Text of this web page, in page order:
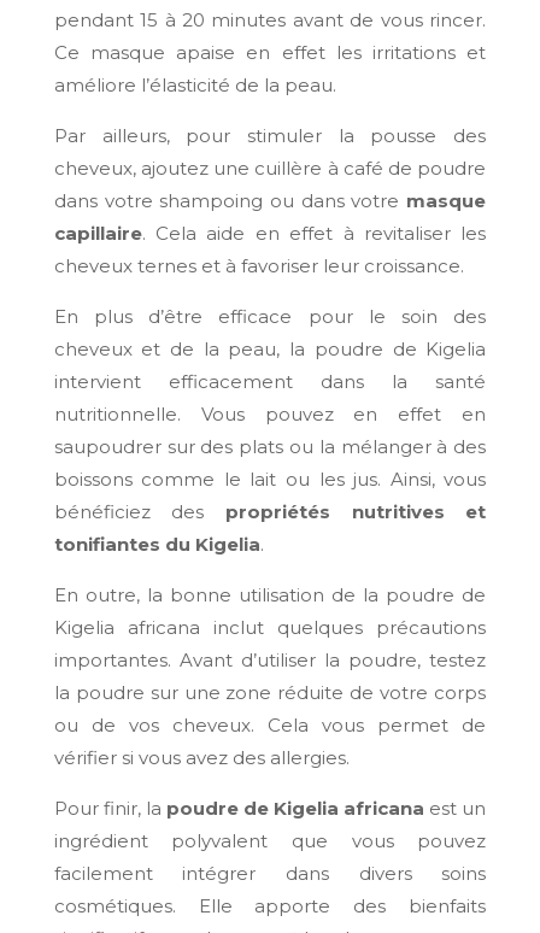
pendant 15 à 20 minutes avant de vous rincer.
Ce masque apaise en effet les irritations et
améliore l’élasticité de la peau.
Par ailleurs, pour stimuler la pousse des
cheveux, ajoutez une cuillère à café de poudre
dans votre shampoing ou dans votre masque
capillaire. Cela aide en effet à revitaliser les
cheveux ternes et à favoriser leur croissance.
En plus d’être efficace pour le soin des
cheveux et de la peau, la poudre de Kigelia
intervient efficacement dans la santé
nutritionnelle. Vous pouvez en effet en
saupoudrer sur des plats ou la mélanger à des
boissons comme le lait ou les jus. Ainsi, vous
bénéficiez des propriétés nutritives et
tonifiantes du Kigelia.
En outre, la bonne utilisation de la poudre de
Kigelia africana inclut quelques précautions
importantes. Avant d’utiliser la poudre, testez
la poudre sur une zone réduite de votre corps
ou de vos cheveux. Cela vous permet de
vérifier si vous avez des allergies.
Pour finir, la poudre de Kigelia africana est un
ingrédient polyvalent que vous pouvez
facilement intégrer dans divers soins
cosmétiques. Elle apporte des bienfaits